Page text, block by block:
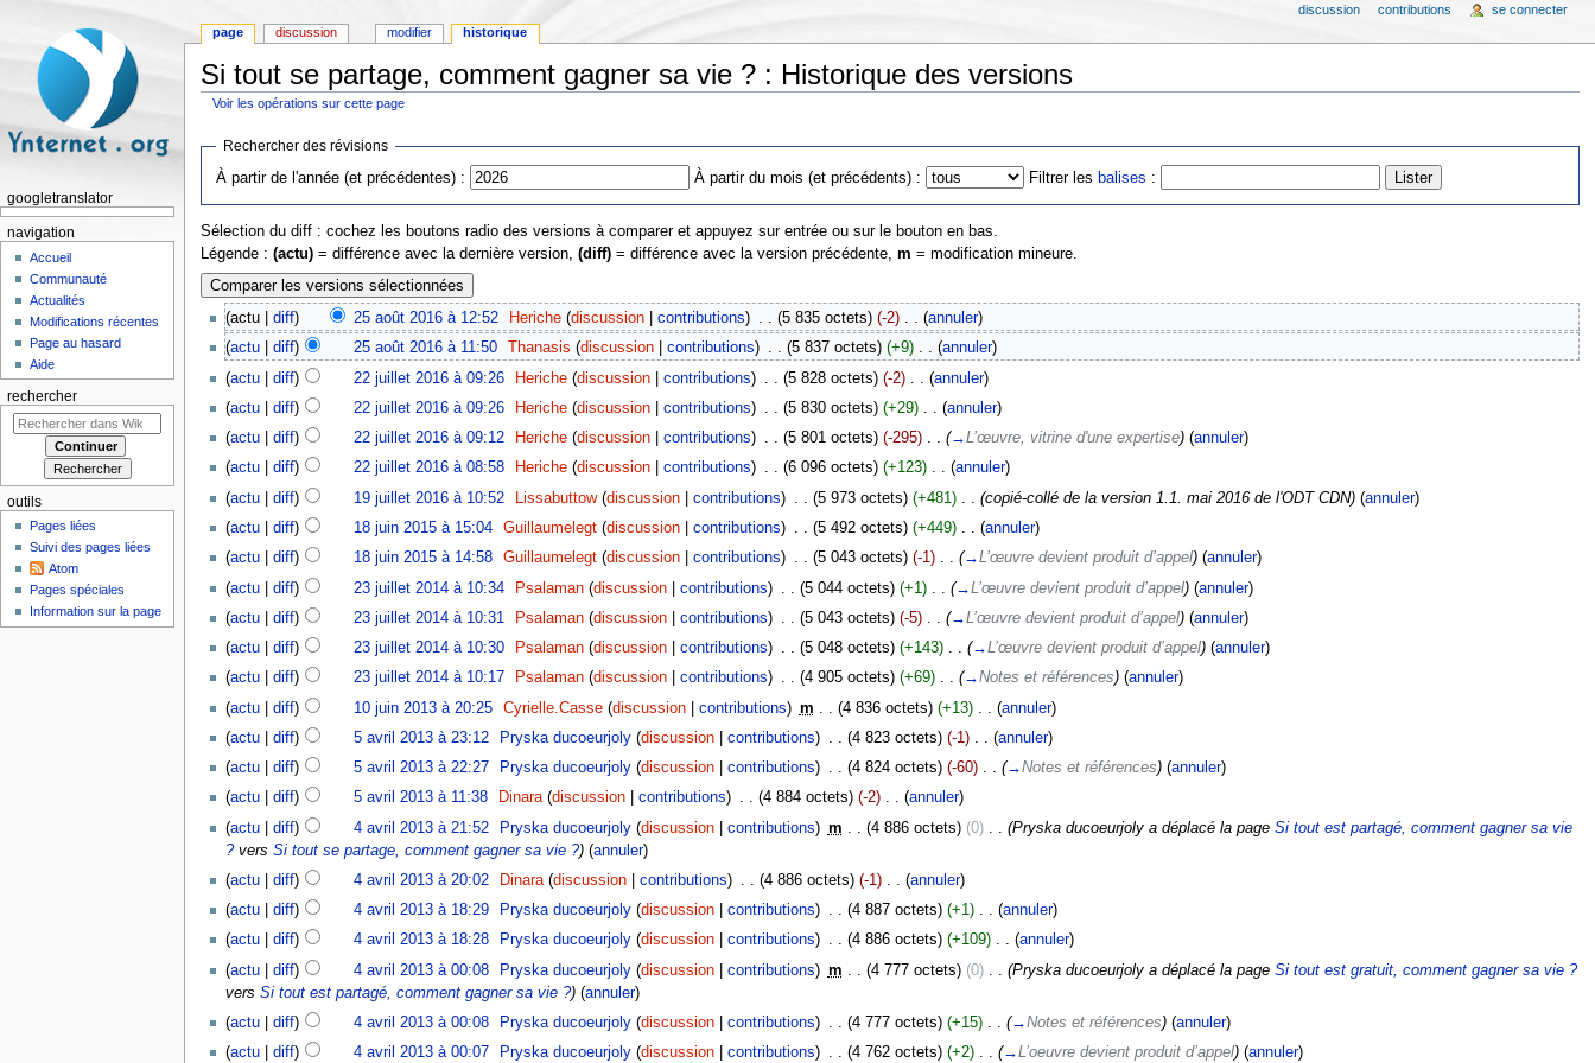
Si tout se partage, comment gagner sa vie ? : Historique des versions
Voir les opérations sur cette page
Rechercher des révisions
À partir de l'année (et précédentes) :
À partir du mois (et précédents) : Filtrer les balises :
Sélection du diff : cochez les boutons radio des versions à comparer et appuyez sur entrée ou sur le bouton en bas.
Légende : (actu)= différence avec la dernière version, (diff)= différence avec la version précédente, m = modification mineure.
(actu | diff) 25 août 2016 à 12:52‎ Heriche (discussion |contributions) . . (5 835 octets) (-2)‎ . . (annuler)
(actu| diff) 25 août 2016 à 11:50‎ Thanasis (discussion |contributions) . . (5 837 octets) (+9)‎ . . (annuler)
(actu| diff) 22 juillet 2016 à 09:26‎ Heriche (discussion |contributions) (5 828 octets) (-2)‎ (annuler)
(actu| diff) 22 juillet 2016 à 09:26‎ Heriche (discussion |contributions) . . (5 830 octets) (+29)‎ . . (annuler)
(actu| diff) 22 juillet 2016 à 09:12‎ Heriche (discussion |contributions) . . (5 801 octets) (-295)‎ . . (→L’œuvre, vitrine d'une expertise)(annuler)
(actu| diff) 22 juillet 2016 à 08:58‎ Heriche (discussion |contributions) . . (6 096 octets) (+123)‎ . . (annuler)
(actu| diff) 19 juillet 2016 à 10:52‎ Lissabuttow (discussion |contributions) (5 973 octets) (+481)‎ (copié-collé de la version 1.1. mai 2016 de l'ODT CDN)(annuler)
(actu| diff) 18 juin 2015 à 15:04‎ Guillaumelegt (discussion |contributions) . . (5 492 octets) (+449)‎ . . (annuler)
(actu| diff) 18 juin 2015 à 14:58‎ Guillaumelegt (discussion |contributions) . . (5 043 octets) (-1)‎ . . (→L’œuvre devient produit d’appel)(annuler)
(actu| diff) 23 juillet 2014 à 10:34‎ Psalaman (discussion |contributions) (5 044 octets) (+1)‎ (→L’œuvre devient produit d’appel)(annuler)
(actu| diff) 23 juillet 2014 à 10:31 Psalaman (discussion |contributions) (5 043 octets) (-5)‎ (→L’œuvre devient produit d’appel)(annuler)
(actu| diff) 23 juillet 2014 à 10:30‎ Psalaman (discussion |contributions) . . (5 048 octets) (+143)‎ . . (→L’œuvre devient produit d’appel)(annuler)
(actu| diff) 23 juillet 2014 à 10:17‎ Psalaman (discussion |contributions) . . (4 905 octets) (+69)‎ . . (→Notes et références)(annuler)
(actu| diff) 10 juin 2013 à 20:25‎ Cyrielle.Casse (discussion |contributions) m (4 836 octets) (+13)‎ (annuler)
(actu| diff) 5 avril 2013 à 23:12‎ Pryska ducoeurjoly (discussion |contributions) . . (4 823 octets) (-1)‎ . . (annuler)
(actu| diff) 5 avril 2013 à 22:27‎ Pryska ducoeurjoly (discussion |contributions) . . (4 824 octets) (-60)‎ . . (→Notes et références)(annuler)
(actu| diff) 5 avril 2013 à 11:38‎ Dinara (discussion |contributions) . . (4 884 octets) (-2)‎ . . (annuler)
(actu| diff) 4 avril 2013 à 21:52‎ Pryska ducoeurjoly (discussion |contributions) m (4 886 octets) (0)‎ (Pryska ducoeurjoly a déplacé la page Si tout est partagé, comment gagner sa vie
?vers Si tout se partage, comment gagner sa vie ?)(annuler)
(actu| diff) 4 avril 2013 à 20:02‎ Dinara (discussion |contributions) . . (4 886 octets) (-1)‎ . . (annuler)
(actu| diff) 4 avril 2013 à 18:29‎ Pryska ducoeurjoly (discussion |contributions) . . (4 887 octets) (+1)‎ . . (annuler)
(actu| diff) 4 avril 2013 à 18:28‎ Pryska ducoeurjoly (discussion |contributions) . . (4 886 octets) (+109)‎ . . (annuler)
(actu| diff) 4 avril 2013 à 00:08‎ Pryska ducoeurjoly (discussion |contributions) m (4 777 octets) (0)‎ (Pryska ducoeurjoly a déplacé la page Si tout est gratuit, comment gagner sa vie ?
vers Si tout est partagé, comment gagner sa vie ?)(annuler)
(actu| diff) 4 avril 2013 à 00:08‎ Pryska ducoeurjoly (discussion |contributions) . . (4 777 octets) (+15)‎ . . (→Notes et références)(annuler)
(actu| diff) 4 avril 2013 à 00:07‎ Pryska ducoeurjoly (discussion |contributions) . . (4 762 octets) (+2)‎ . . (→L’oeuvre devient produit d’appel)(annuler)
page discussion modifier historique
discussion contributions se connecter
googletranslator
navigation
Accueil
Communauté
Actualités
Modifications récentes
Page au hasard
Aide
rechercher
outils
Pages liées
Suivi des pages liées
Atom
Pages spéciales
Information sur la page